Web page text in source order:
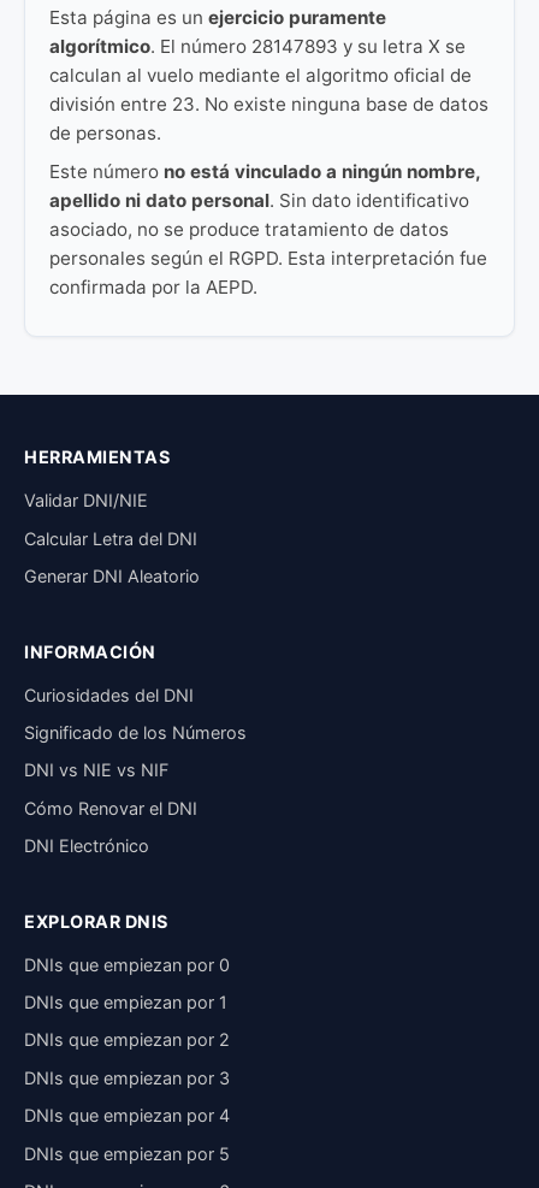
Esta página es un ejercicio puramente
algorítmico. El número 28147893 y su letra X se
calculan al vuelo mediante el algoritmo oficial de
división entre 23. No existe ninguna base de datos
de personas.
Este número no está vinculado a ningún nombre,
apellido ni dato personal. Sin dato identificativo
asociado, no se produce tratamiento de datos
personales según el RGPD. Esta interpretación fue
confirmada por la AEPD.
HERRAMIENTAS
Validar DNI/NIE
Calcular Letra del DNI
Generar DNI Aleatorio
INFORMACIÓN
Curiosidades del DNI
Significado de los Números
DNI vs NIE vs NIF
Cómo Renovar el DNI
DNI Electrónico
EXPLORAR DNIS
DNIs que empiezan por 0
DNIs que empiezan por 1
DNIs que empiezan por 2
DNIs que empiezan por 3
DNIs que empiezan por 4
DNIs que empiezan por 5